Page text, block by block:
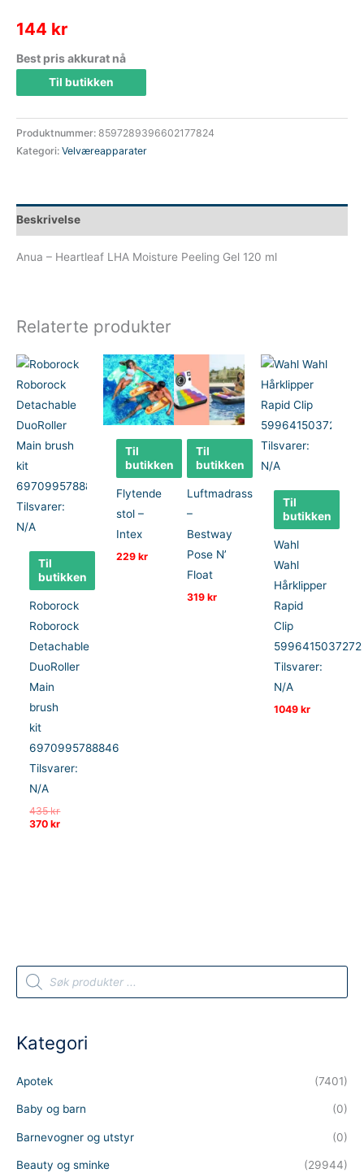
144 kr
Best pris akkurat nå
Til butikken
Produktnummer: 8597289396602177824
Kategori: Velværeapparater
Beskrivelse
Anua – Heartleaf LHA Moisture Peeling Gel 120 ml
Relaterte produkter
Til
butikken
Roborock
Roborock
Detachable
DuoRoller
Main
brush
kit
6970995788846
Tilsvarer:
N/A
435krOpprinnelig
pris
370krNåværende
Til
butikken
Flytende
stol –
Intex
229kr
Til
butikken
Luftmadrass
–
Bestway
Pose N’
Float
319kr
Til
butikken
Wahl
Wahl
Hårklipper
Rapid
Clip
5996415037272
Tilsvarer:
N/A
1049kr
P
d
t
s
a
r
h
Kategori
Apotek (7401)
Baby og barn (0)
Barnevogner og utstyr (0)
Beauty og sminke (29944)